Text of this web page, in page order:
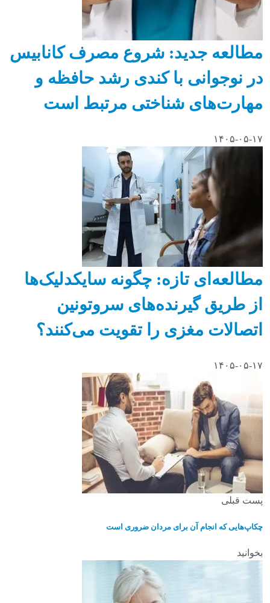
مطالعه جدید: شروع مصرف کانابیس
در نوجوانی با کندی رشد حافظه و
مهارت‌های شناختی مرتبط است
۱۴۰۵-۰۵-۱۷
مطالعه‌ای تازه: چگونه سایکدلیک‌ها
از طریق گیرنده‌های سروتونین
اتصالات مغزی را تقویت می‌کنند؟
۱۴۰۵-۰۵-۱۷
پست قبلی
چکاپ‌هایی که انجام آن برای مردان ضروری است
بخوانید